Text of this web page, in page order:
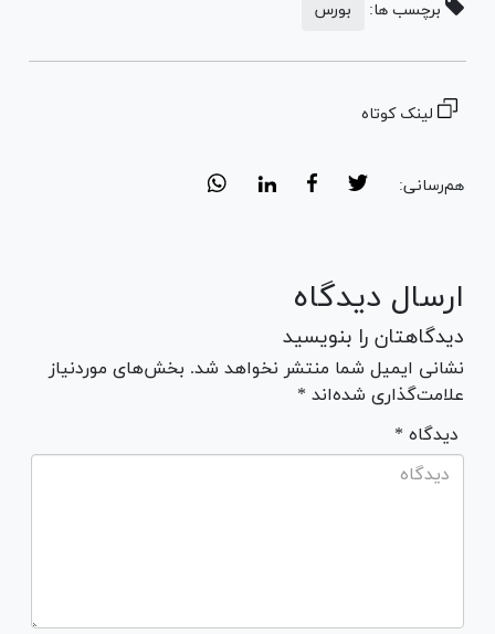
برچسب ها: بورس
لینک کوتاه
هم‌رسانی:
ارسال دیدگاه
دیدگاهتان را بنویسید
نشانی ایمیل شما منتشر نخواهد شد. بخش‌های موردنیاز
علامت‌گذاری شده‌اند *
* دیدگاه